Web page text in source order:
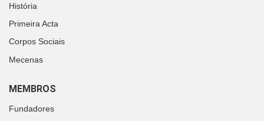
História
Primeira Acta
Corpos Sociais
Mecenas
MEMBROS
Fundadores